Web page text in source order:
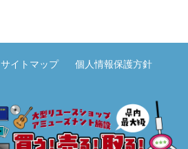
サイトマップ 個人情報保護方針